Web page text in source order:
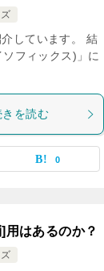
しています。 結
フィックス)」に
きを読む
0
はあるのか？